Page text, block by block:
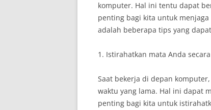
komputer. Hal ini tentu dapat
penting bagi kita untuk
adalah beberapa tips yang
1. Istirahatkan mata Anda
Saat bekerja di depan
waktu yang lama. Hal ini dapat
penting bagi kita untuk